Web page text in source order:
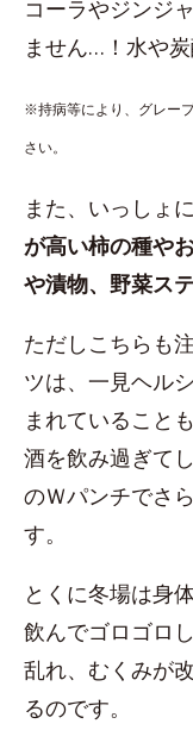
コーラやジンジ
ません…！水や
※持病等により、グレー
さい。
また、いっしょ
が高い柿の種や
や漬物、野菜ス
ただしこちらも
ツは、一見ヘル
まれていること
酒を飲み過ぎて
のＷパンチでさ
す。
とくに冬場は身
飲んでゴロゴロ
乱れ、むくみが
るのです。